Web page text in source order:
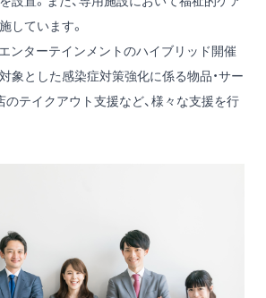
しています。
エンターテインメントのハイブリッド開催
象とした感染症対策強化に係る物品・サー
のテイクアウト支援など、様々な支援を行